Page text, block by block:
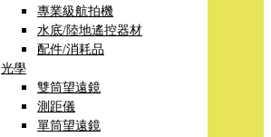
專業級航拍機
水底/陸地遙控器材
配件/消耗品
光學
雙筒望遠鏡
測距儀
單筒望遠鏡